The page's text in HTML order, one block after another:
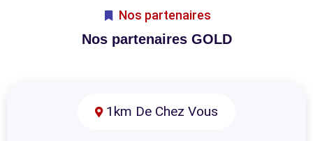
Nos partenaires
Nos partenaires GOLD
1km De Chez Vous